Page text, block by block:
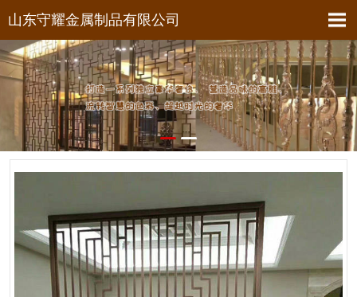
山东守耀金属制品有限公司